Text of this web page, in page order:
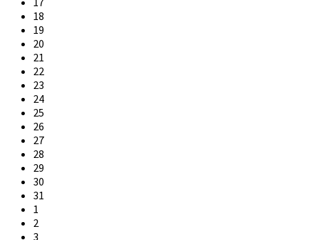
18
19
20
21
22
23
24
25
26
27
28
29
30
31
1
2
3